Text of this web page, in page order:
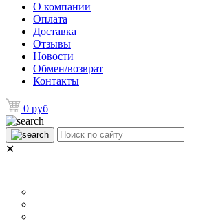
О компании
Оплата
Доставка
Отзывы
Новости
Обмен/возврат
Контакты
0 руб
✕